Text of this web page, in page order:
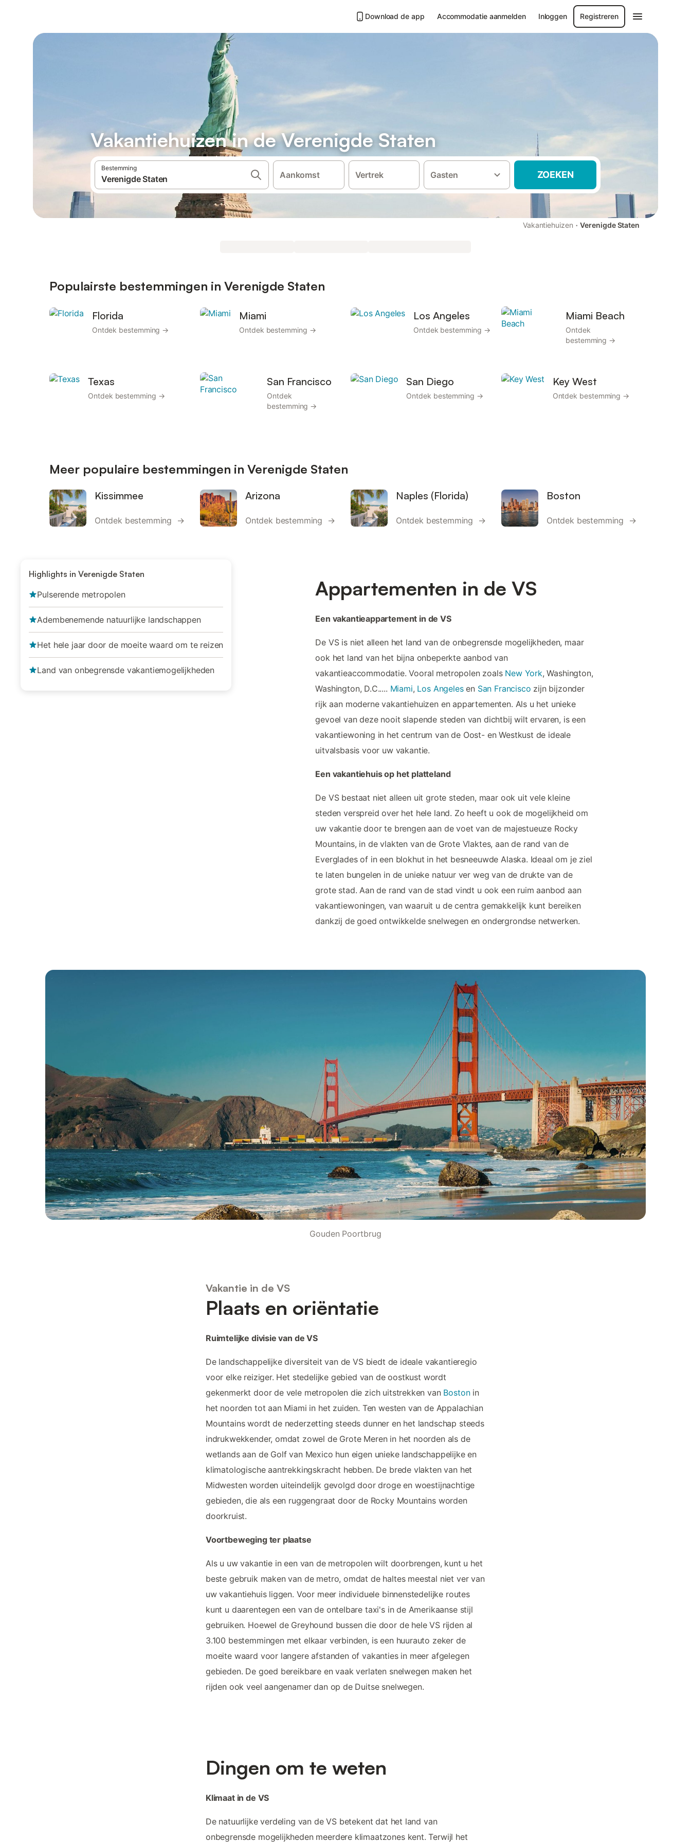
Download de app Accommodatie aanmelden Inloggen Registreren
Vakantiehuizen in de Verenigde Staten
Bestemming
Aankomst Vertrek Gasten ZOEKEN
Vakantiehuizen · Verenigde Staten
Populairste bestemmingen in Verenigde Staten
Florida
Ontdek bestemming →
Miami
Ontdek bestemming →
Los Angeles
Ontdek bestemming →
Miami Beach
Ontdek
bestemming →
Texas
Ontdek bestemming →
San Francisco
Ontdek
bestemming →
San Diego
Ontdek bestemming →
Key West
Ontdek bestemming →
Meer populaire bestemmingen in Verenigde Staten
Kissimmee
Ontdek bestemming →
Arizona
Ontdek bestemming →
Naples (Florida)
Ontdek bestemming →
Boston
Ontdek bestemming →
Highlights in Verenigde Staten
Pulserende metropolen
Adembenemende natuurlijke landschappen
Het hele jaar door de moeite waard om te reizen
Land van onbegrensde vakantiemogelijkheden
Appartementen in de VS
Een vakantieappartement in de VS
De VS is niet alleen het land van de onbegrensde mogelijkheden, maar
ook het land van het bijna onbeperkte aanbod van
vakantieaccommodatie. Vooral metropolen zoals New York, Washington,
Washington, D.C..... Miami, Los Angelesen San Francisco zijn bijzonder
rijk aan moderne vakantiehuizen en appartementen. Als u het unieke
gevoel van deze nooit slapende steden van dichtbij wilt ervaren, is een
vakantiewoning in het centrum van de Oost- en Westkust de ideale
uitvalsbasis voor uw vakantie.
Een vakantiehuis op het platteland
De VS bestaat niet alleen uit grote steden, maar ook uit vele kleine
steden verspreid over het hele land. Zo heeft u ook de mogelijkheid om
uw vakantie door te brengen aan de voet van de majestueuze Rocky
Mountains, in de vlakten van de Grote Vlaktes, aan de rand van de
Everglades of in een blokhut in het besneeuwde Alaska. Ideaal om je ziel
te laten bungelen in de unieke natuur ver weg van de drukte van de
grote stad. Aan de rand van de stad vindt u ook een ruim aanbod aan
vakantiewoningen, van waaruit u de centra gemakkelijk kunt bereiken
dankzij de goed ontwikkelde snelwegen en ondergrondse netwerken.
Gouden Poortbrug
Vakantie in de VS
Plaats en oriëntatie
Ruimtelijke divisie van de VS
De landschappelijke diversiteit van de VS biedt de ideale vakantieregio
voor elke reiziger. Het stedelijke gebied van de oostkust wordt
gekenmerkt door de vele metropolen die zich uitstrekken van Bostonin
het noorden tot aan Miami in het zuiden. Ten westen van de Appalachian
Mountains wordt de nederzetting steeds dunner en het landschap steeds
indrukwekkender, omdat zowel de Grote Meren in het noorden als de
wetlands aan de Golf van Mexico hun eigen unieke landschappelijke en
klimatologische aantrekkingskracht hebben. De brede vlakten van het
Midwesten worden uiteindelijk gevolgd door droge en woestijnachtige
gebieden, die als een ruggengraat door de Rocky Mountains worden
doorkruist.
Voortbeweging ter plaatse
Als u uw vakantie in een van de metropolen wilt doorbrengen, kunt u het
beste gebruik maken van de metro, omdat de haltes meestal niet ver van
uw vakantiehuis liggen. Voor meer individuele binnenstedelijke routes
kunt u daarentegen een van de ontelbare taxi's in de Amerikaanse stijl
gebruiken. Hoewel de Greyhound bussen die door de hele VS rijden al
3.100 bestemmingen met elkaar verbinden, is een huurauto zeker de
moeite waard voor langere afstanden of vakanties in meer afgelegen
gebieden. De goed bereikbare en vaak verlaten snelwegen maken het
rijden ook veel aangenamer dan op de Duitse snelwegen.
Dingen om te weten
Klimaat in de VS
De natuurlijke verdeling van de VS betekent dat het land van
onbegrensde mogelijkheden meerdere klimaatzones kent. Terwijl het